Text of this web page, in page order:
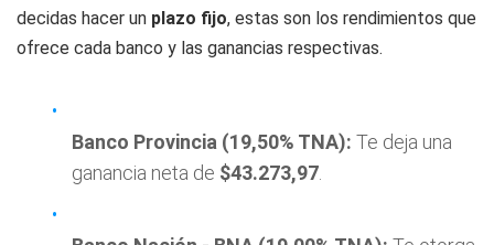
decidas hacer un plazo fijo, estas son los rendimientos que
ofrece cada banco y las ganancias respectivas.
Banco Provincia (19,50% TNA): Te deja una
ganancia neta de $43.273,97